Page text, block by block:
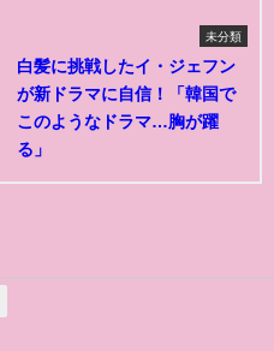
未分類
白髪に挑戦したイ・ジェフン
が新ドラマに自信！「韓国で
このようなドラマ…胸が躍
る」